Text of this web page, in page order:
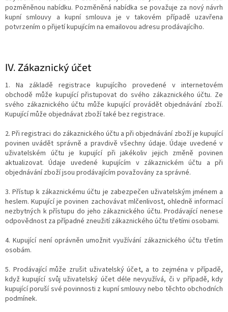
pozměněnou nabídku. Pozměněná nabídka se považuje za nový návrh
kupní smlouvy a kupní smlouva je v takovém případě uzavřena
potvrzením o přijetí kupujícím na emailovou adresu prodávajícího.
IV. Zákaznický účet
1. Na základě registrace kupujícího provedené v internetovém
obchodě může kupující přistupovat do svého zákaznického účtu. Ze
svého zákaznického účtu může kupující provádět objednávání zboží.
Kupující může objednávat zboží také bez registrace.
2. Při registraci do zákaznického účtu a při objednávání zboží je kupující
povinen uvádět správně a pravdivě všechny údaje. Údaje uvedené v
uživatelském účtu je kupující při jakékoliv jejich změně povinen
aktualizovat. Údaje uvedené kupujícím v zákaznickém účtu a při
objednávání zboží jsou prodávajícím považovány za správné.
3. Přístup k zákaznickému účtu je zabezpečen uživatelským jménem a
heslem. Kupující je povinen zachovávat mlčenlivost, ohledně informací
nezbytných k přístupu do jeho zákaznického účtu. Prodávající nenese
odpovědnost za případné zneužití zákaznického účtu třetími osobami.
4. Kupující není oprávněn umožnit využívání zákaznického účtu třetím
osobám.
5. Prodávající může zrušit uživatelský účet, a to zejména v případě,
když kupující svůj uživatelský účet déle nevyužívá, či v případě, kdy
kupující poruší své povinnosti z kupní smlouvy nebo těchto obchodních
podmínek.